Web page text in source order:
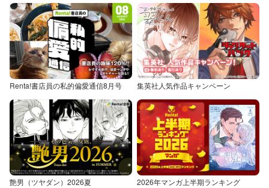
Renta!書店員の私的偏愛通信8月号 集英社人気作品キャンペーン
艶男（ツヤダン）2026夏 2026年マンガ上半期ランキング